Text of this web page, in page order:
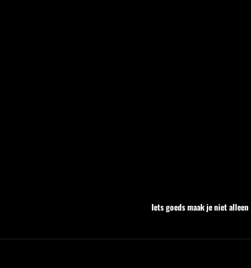
Iets goeds maak je niet